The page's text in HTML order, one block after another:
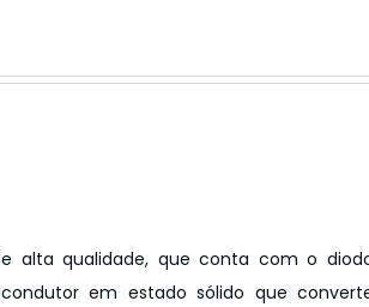
em baixa tensão, soquetes para
compactas, são outras versõe.
alta qualidade, que conta com o
em estado sólido que